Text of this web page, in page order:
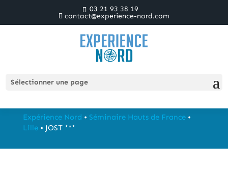
03 21 93 38 19
contact@experience-nord.com
Sélectionner une page
JOST ***
Expérience Nord • Séminaire Hauts de France•
Lille• JOST ***